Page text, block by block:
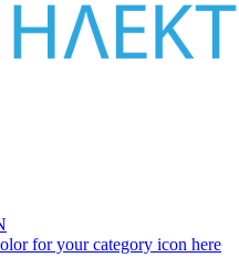
for your category icon here